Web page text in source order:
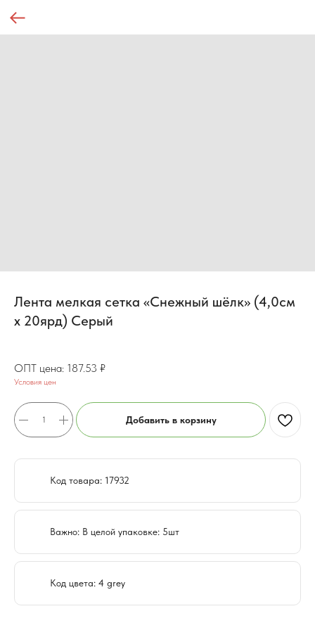
Лента мелкая сетка «Снежный шёлк» (4,0см
х 20ярд) Серый
187.53 ₽
Условия цен
Добавить в корзину
Код товара: 17932
Важно: В целой упаковке: 5шт
Код цвета: 4 grey